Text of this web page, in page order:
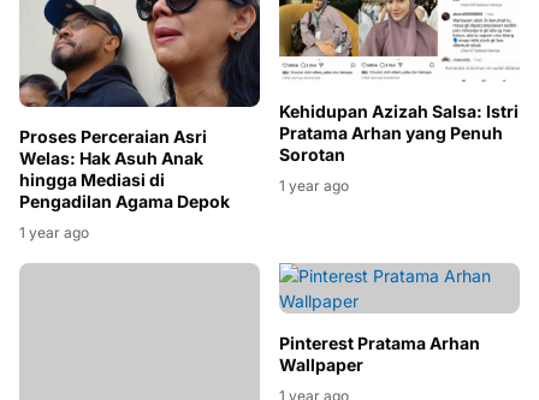
Proses Perceraian Asri
Welas: Hak Asuh Anak
hingga Mediasi di
Pengadilan Agama Depok
1 year ago
Kehidupan Azizah Salsa: Istri
Pratama Arhan yang Penuh
Sorotan
1 year ago
Pinterest Pratama Arhan
Wallpaper
1 year ago